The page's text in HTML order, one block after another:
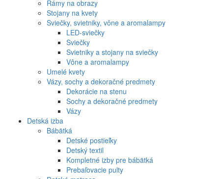
Rámy na obrazy
Stojany na kvety
Sviečky, svietniky, vône a aromalampy
LED-sviečky
Sviečky
Svietniky a stojany na sviečky
Vône a aromalampy
Umelé kvety
Vázy, sochy a dekoračné predmety
Dekorácie na stenu
Sochy a dekoračné predmety
Vázy
Detská izba
Bábätká
Detské postieľky
Detský textil
Kompletné izby pre bábätká
Prebaľovacie pulty